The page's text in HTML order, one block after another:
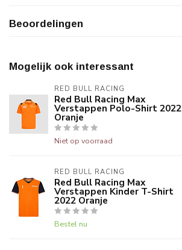
Beoordelingen
Mogelijk ook interessant
RED BULL RACING
Red Bull Racing Max
Verstappen Polo-Shirt 2022
Oranje
Niet op voorraad
RED BULL RACING
Red Bull Racing Max
Verstappen Kinder T-Shirt
2022 Oranje
Bestel nu